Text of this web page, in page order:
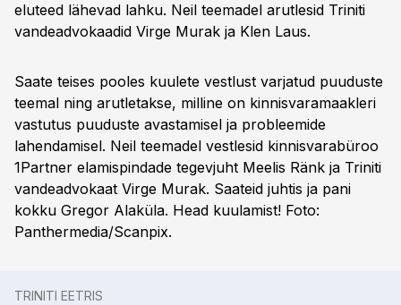
eluteed lähevad lahku. Neil teemadel arutlesid Triniti
vandeadvokaadid Virge Murak ja Klen Laus.
Saate teises pooles kuulete vestlust varjatud puuduste
teemal ning arutletakse, milline on kinnisvaramaakleri
vastutus puuduste avastamisel ja probleemide
lahendamisel. Neil teemadel vestlesid kinnisvarabüroo
1Partner elamispindade tegevjuht Meelis Ränk ja Triniti
vandeadvokaat Virge Murak. Saateid juhtis ja pani
kokku Gregor Alaküla. Head kuulamist! Foto:
Panthermedia/Scanpix.
TRINITI EETRIS